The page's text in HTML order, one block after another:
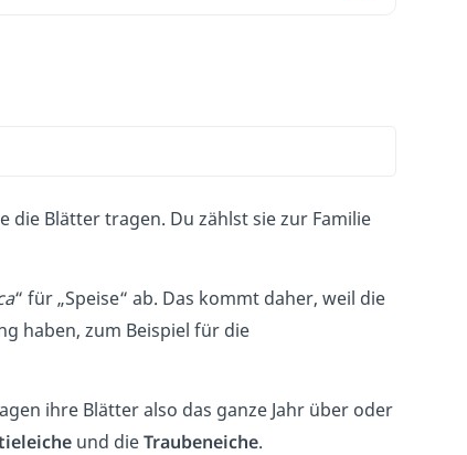
die Blätter tragen. Du zählst sie zur Familie
“ für „Speise“ ab. Das kommt daher, weil die
haben, zum Beispiel für die
ihre Blätter also das ganze Jahr über oder
und dieTraubeneiche.